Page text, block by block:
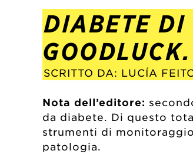
DIABETE
GOODLUCK.
SCRITTO DA: LUCÍA
Nota dell’editore:
da diabete. Di questo
strumenti di
patologia.